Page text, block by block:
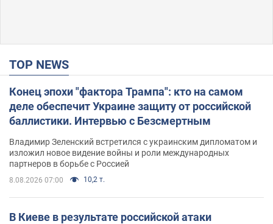
TOP NEWS
Конец эпохи "фактора Трампа": кто на самом
деле обеспечит Украине защиту от российской
баллистики. Интервью с Безсмертным
Владимир Зеленский встретился с украинским дипломатом и
изложил новое видение войны и роли международных
партнеров в борьбе с Россией
8.08.2026 07:00 10,2 т.
В Киеве в результате российской атаки